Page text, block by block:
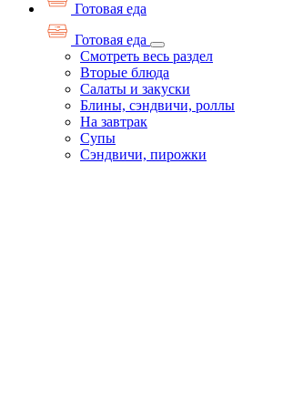
Готовая еда
Готовая еда
Смотреть весь раздел
Вторые блюда
Салаты и закуски
Блины, сэндвичи, роллы
На завтрак
Супы
Сэндвичи, пирожки